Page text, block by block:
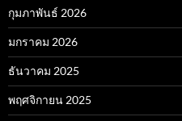
กุมภาพันธ์ 2026
มกราคม 2026
ธันวาคม 2025
พฤศจิกายน 2025